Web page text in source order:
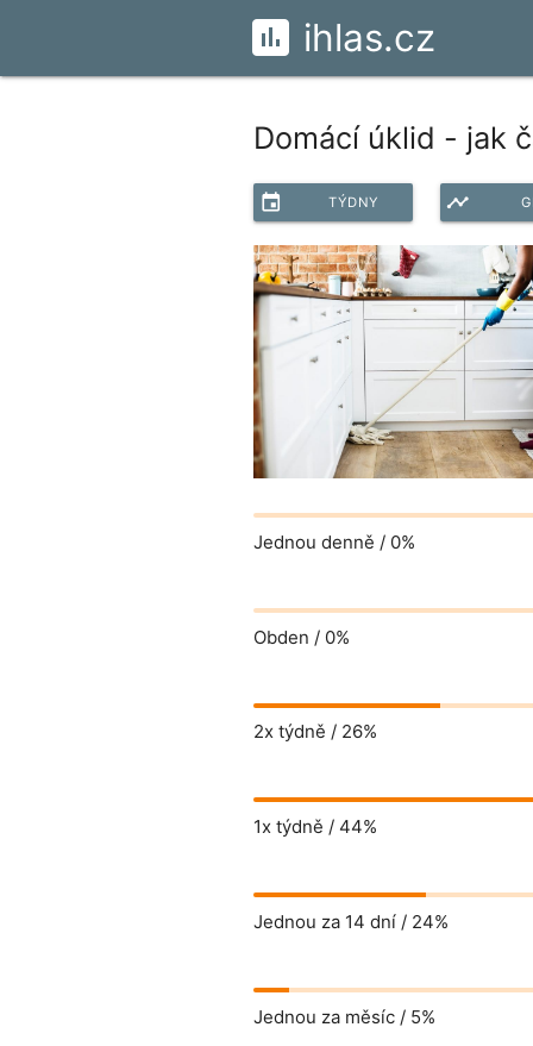
ihlas.cz
Domácí úklid - jak
event TÝDNY timeline
Jednou denně / 0%
Obden / 0%
2x týdně / 26%
1x týdně / 44%
Jednou za 14 dní / 24%
Jednou za měsíc / 5%